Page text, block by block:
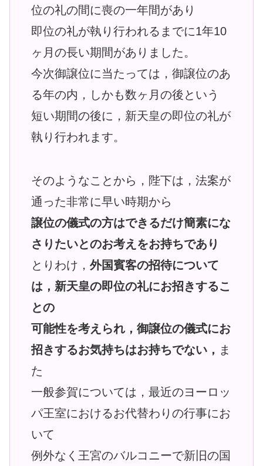
位の礼の間に喪の一年間があり
即位の礼が執り行われるまでに1年10
ヶ月の長い期間がありました。
今次御譲位に当たっては，御譲位のあ
る年の内，しかも数ヶ月の後という
短い期間の後に，新天皇の即位の礼が
執り行われます。
そのようなことから，陛下は，法案が
通った非常に早い時期から
譲位の儀式の方はできるだけ簡素にな
さりたいとのお考えをお持ちであり
とりわけ， 外国賓客の招待について
は，新天皇の即位の礼にお招きするこ
との
可能性を考えられ，御譲位の儀式にお
招きするお気持ちはお持ちでない， ま
た
一般参賀については，最近のヨーロッ
パ王室におけるお代替わりの行事にお
いて
例外なく王宮のバルコニーで新旧の国